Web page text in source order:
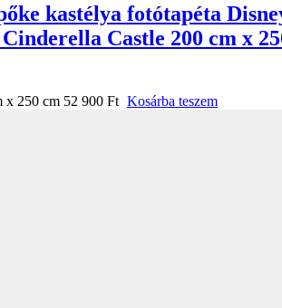
kastélya fotótapéta
Castle 200 cm x
x 250 cm 52 900 Ft Kosárba teszem